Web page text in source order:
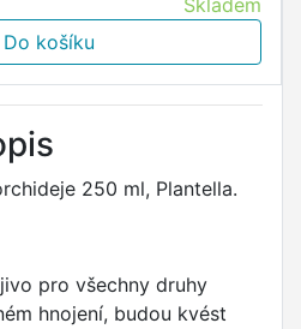
Skladem
košíku
250 ml, Plantella.
pro všechny druhy
hnojení, budou kvést